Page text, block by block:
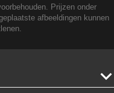
Prijzen onder
afbeeldingen kunnen